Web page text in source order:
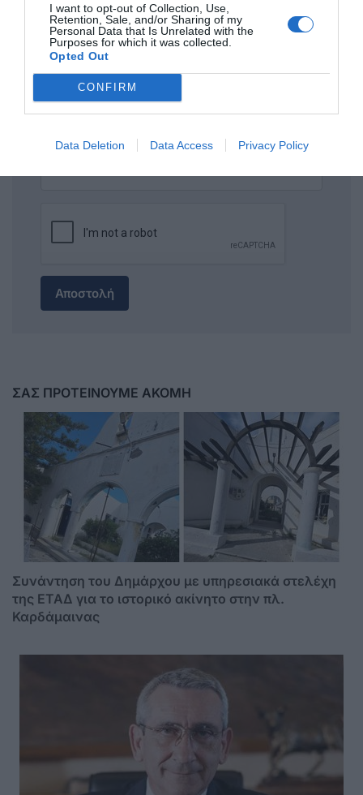
I want to opt-out of Collection, Use,
Retention, Sale, and/or Sharing of my
Personal Data that Is Unrelated with the
Purposes for which it was collected.
Opted Out
CONFIRM
Data Deletion Data Access Privacy Policy
ΣΧΟΛΙΟ
Αποστολή
ΣΑΣ ΠΡΟΤΕΙΝΟΥΜΕ ΑΚΟΜΗ
Συνάντηση του Δημάρχου με υπηρεσιακά στελέχη
της ΕΤΑΔ για το ιστορικό ακίνητο στην πλ.
Καρδάμαινας